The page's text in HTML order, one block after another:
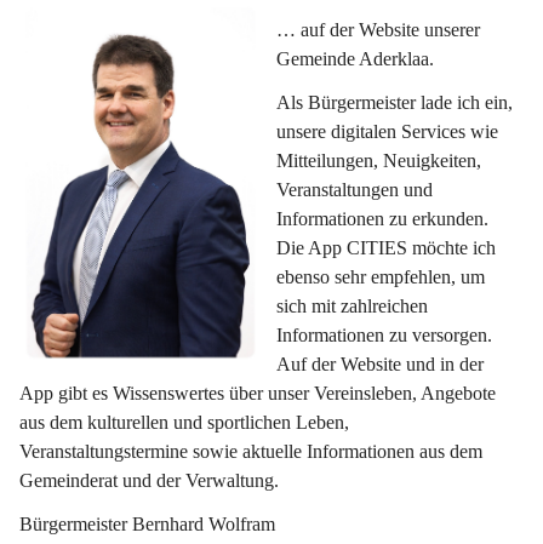
… auf der Website unserer
Gemeinde Aderklaa.
Als Bürgermeister lade ich ein,
unsere digitalen Services wie
Mitteilungen, Neuigkeiten,
Veranstaltungen und
Informationen zu erkunden.
Die App CITIES möchte ich
ebenso sehr empfehlen, um
sich mit zahlreichen
Informationen zu versorgen.
Auf der Website und in der
App gibt es Wissenswertes über unser Vereinsleben, Angebote
aus dem kulturellen und sportlichen Leben,
Veranstaltungstermine sowie aktuelle Informationen aus dem
Gemeinderat und der Verwaltung.
Bürgermeister Bernhard Wolfram